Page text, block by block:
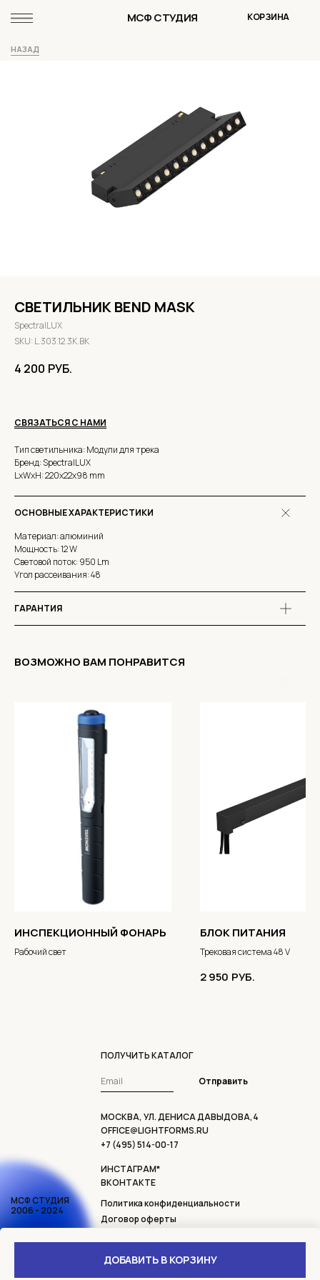
МСФ СТУДИЯ КОРЗИНА
НАЗАД
СВЕТИЛЬНИК BEND MASK
SpectralLUX
SKU: L.303.12.3K.BK
4 200 РУБ.
ДОБАВИТЬ В КОРЗИНУ
СВЯЗАТЬСЯ С НАМИ
Тип светильника: Модули для трека
Бренд: SpectralLUX
LxWxH: 220x22x98 mm
ОСНОВНЫЕ ХАРАКТЕРИСТИКИ
Материал: алюминий
Мощность: 12 W
Световой поток: 950 Lm
Угол рассеивания: 48
ГАРАНТИЯ
ВОЗМОЖНО ВАМ ПОНРАВИТСЯ
ИНСПЕКЦИОННЫЙ ФОНАРЬ
Рабочий свет
БЛОК ПИТАНИЯ
Трековая система 48 V
2 950 РУБ.
МСФ СТУДИЯ
2006 - 2024
МОСКВА, УЛ. ДЕНИСА ДАВЫДОВА,4
ПОЛУЧИТЬ КАТАЛОГ
ИНСТАГРАМ*
ВКОНТАКТЕ
+7 (495) 514-00-17
OFFICE@LIGHTFORMS.RU
Отправить
PLATFORMS INC, INSTAGRAM И FACEBOOK
ЗАПРЕЩЕНА В РОССИИ.
Политика конфиденциальности
Договор оферты